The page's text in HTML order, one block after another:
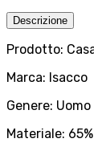
Descrizione
Prodotto:
Marca: Isacco
Genere: Uomo
Materiale: